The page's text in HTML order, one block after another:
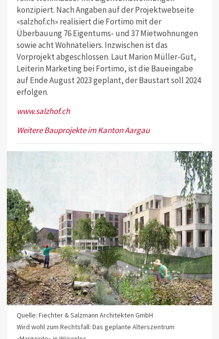
konzipiert. Nach Angaben auf der Projektwebseite
«salzhof.ch» realisiert die Fortimo mit der
Überbauung 76 Eigentums- und 37 Mietwohnungen
sowie acht Wohnateliers. Inzwischen ist das
Vorprojekt abgeschlossen. Laut Marion Müller-Gut,
Leiterin Marketing bei Fortimo, ist die Baueingabe
auf Ende August 2023 geplant, der Baustart soll 2024
erfolgen.
www.salzhof.ch
Weitere Bauprojekte im Kanton Aargau
Quelle: Fiechter & Salzmann Architekten GmbH
Wird wohl zum Rechtsfall: Das geplante Alterszentrum